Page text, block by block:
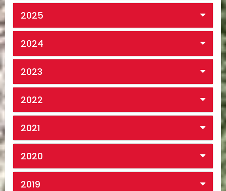
2025
2024
2023
2022
2021
2020
2019